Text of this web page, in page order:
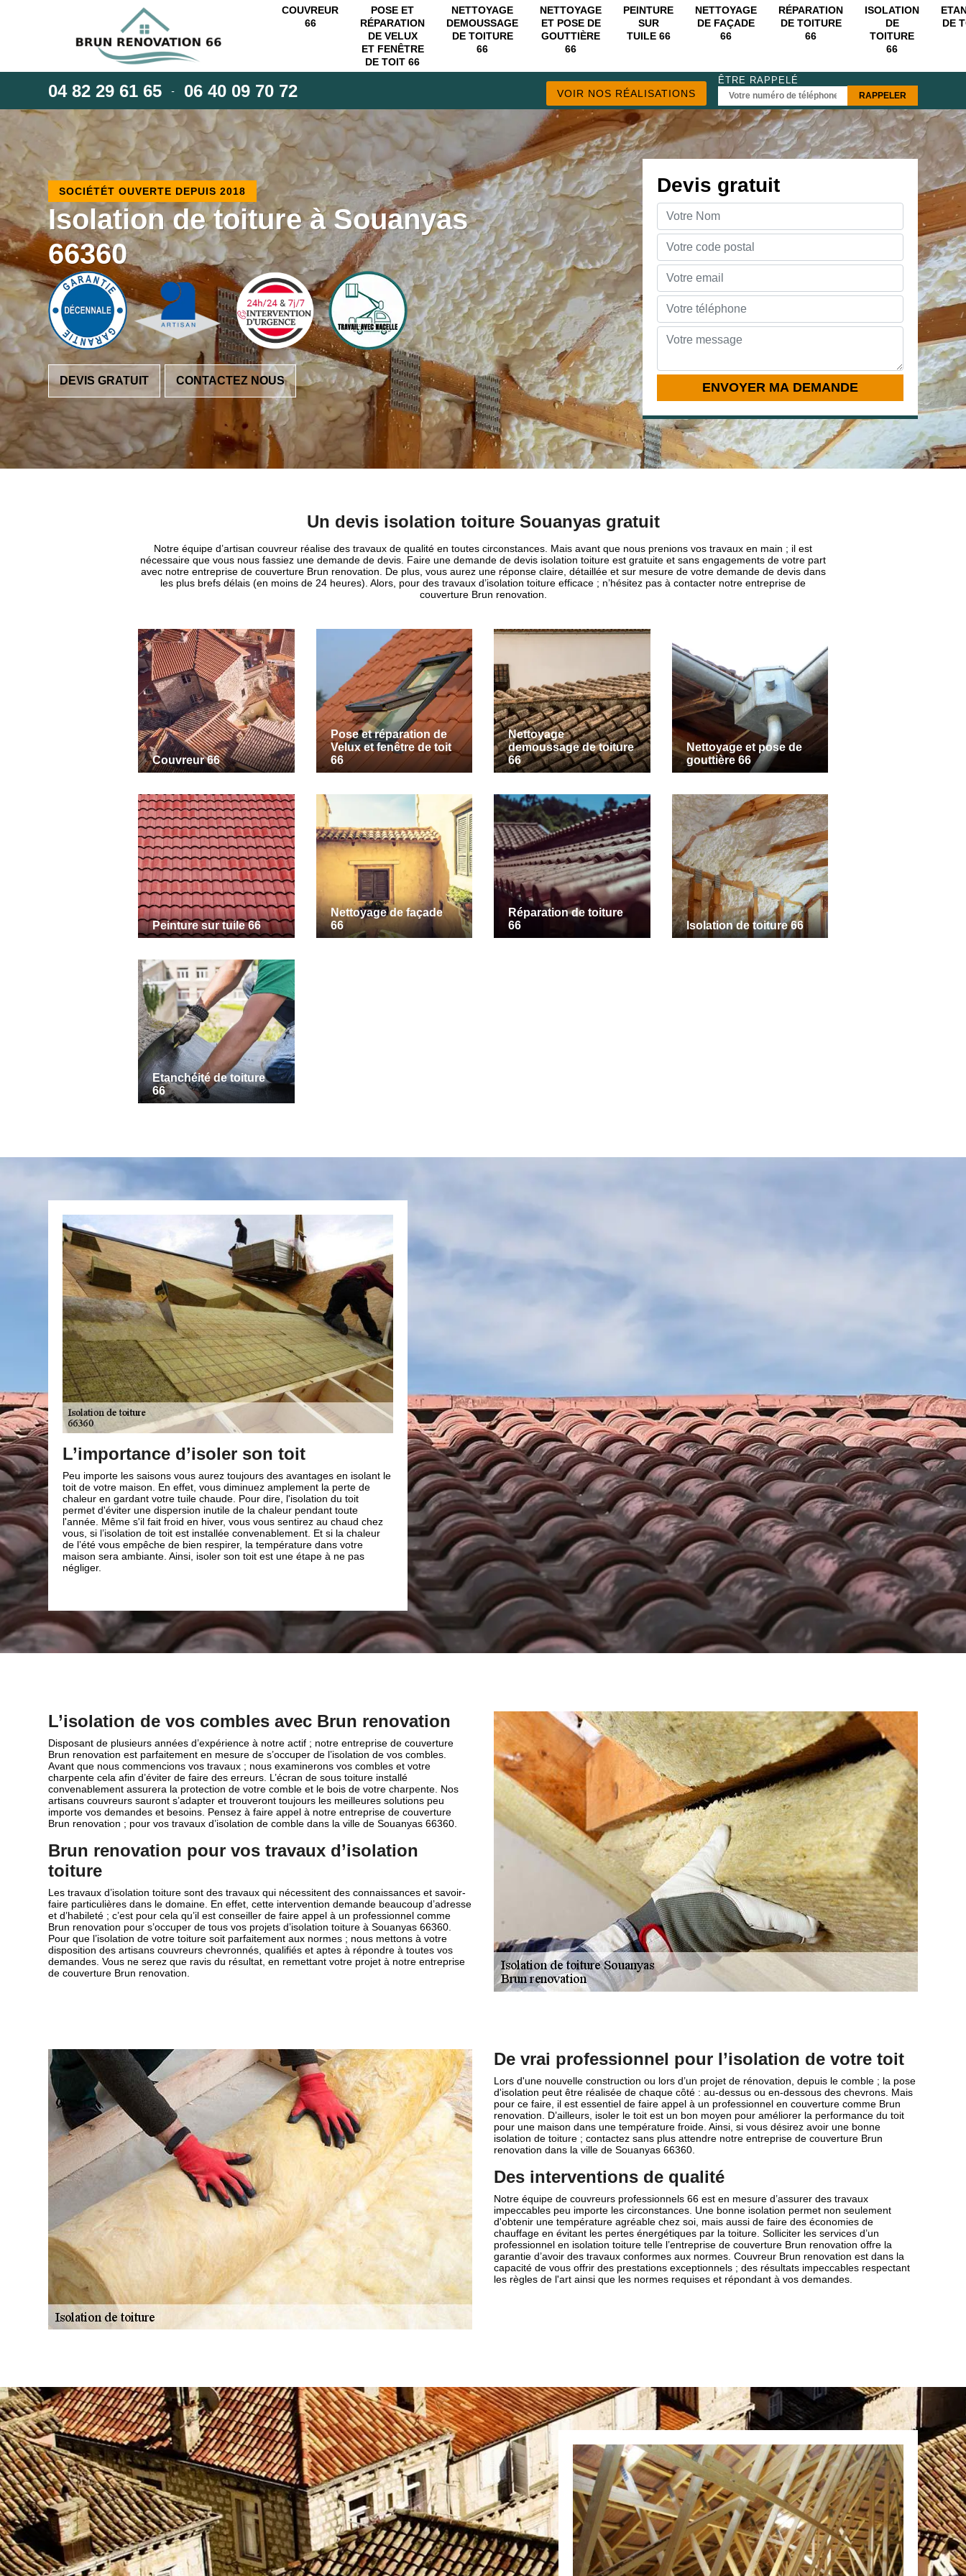
COUVREUR
66
POSE ET
RÉPARATION
DE VELUX
ET FENÊTRE
DE TOIT 66
NETTOYAGE
DEMOUSSAGE
DE TOITURE
66
NETTOYAGE
ET POSE DE
GOUTTIÈRE
66
PEINTURE
SUR
TUILE 66
NETTOYAGE
DE FAÇADE
66
RÉPARATION
DE TOITURE
66
ISOLATION
DE
TOITURE
66
DE
04 82 29 61 65 - 06 40 09 70 72 VOIR NOS RÉALISATIONS
ÊTRE RAPPELÉ
SOCIÉTÉT OUVERTE DEPUIS 2018
Isolation de toiture à Souanyas
66360
DEVIS GRATUIT CONTACTEZ NOUS
Devis gratuit
Un devis isolation toiture Souanyas gratuit
Notre équipe d’artisan couvreur réalise des travaux de qualité en toutes circonstances. Mais avant que nous prenions vos travaux en main ; il est
nécessaire que vous nous fassiez une demande de devis. Faire une demande de devis isolation toiture est gratuite et sans engagements de votre part
avec notre entreprise de couverture Brun renovation. De plus, vous aurez une réponse claire, détaillée et sur mesure de votre demande de devis dans
les plus brefs délais (en moins de 24 heures). Alors, pour des travaux d’isolation toiture efficace ; n’hésitez pas à contacter notre entreprise de
couverture Brun renovation.
Couvreur 66
Pose et réparation de
Velux et fenêtre de toit
66
Nettoyage
demoussage de toiture
66
Nettoyage et pose de
gouttière 66
Peinture sur tuile 66
Nettoyage de façade
66
Réparation de toiture
66
Isolation de toiture 66
Etanchéité de toiture
66
isolant le
perte de
toit
toute
chez
la chaleur
votre
ne pas
Les différentes sortes d’isolants
Isoler une toiture, c'est réduire les fuites de chaleur et optimiser la
consommation d'énergie dans votre maison. Sachez qu’il existe
différents types d’isolants, comme : les isolants végétaux, les isolants
minéraux, les isolants recyclés et artificiels. Le choix des matériaux
d’isolation est très important car une isolation bien réussie, peut vous
rendre une économie d’environ 30 % sur votre facture d'énergie. Ainsi,
n’hésitez pas à faire appel à notre entreprise de couverture Brun
renovation et nos artisans couvreurs chevronnés ; pour que l’isolation de
votre toiture puisse être vraiment efficace.
Nos diverses compétences
Ayant les compétences et expériences requises ; nous pouvons
travailler avec tous les types de matériaux d’isolation toiture, comme : la
laine de verre, la laine de roche, les mousses alvéolaires, les laines de
chanvre, laines de mouton, laines de bois, le liège, les fibres de bois, la
ouate de cellulose ou encore le coton recyclé. Il y a aussi les produits
minéraux comme l'argile expansée ou encore la perlite et le verre
cellulaire. Vous pouvez compter sur notre entreprise de couverture Brun
renovation pour le soufflage, la projection ou l’injection de ces matériaux
d’isolation qu’ils soient d'origine végétale ou animale, en matériaux
renouvelables ; nous avons les compétences pour cela.
L’importance d’isoler son
Peu importe les saisons vous aurez toujours des
toit de votre maison. En effet, vous diminuez
chaleur en gardant votre tuile chaude. Pour dire,
permet d'éviter une dispersion inutile de la chaleur
l'année. Même s'il fait froid en hiver, vous vous
vous, si l’isolation de toit est installée
de l’été vous empêche de bien respirer, la
maison sera ambiante. Ainsi, isoler son toit est une
négliger.
L’isolation de vos combles avec Brun renovation
Disposant de plusieurs années d’expérience à notre actif ; notre entreprise de couverture
Brun renovation est parfaitement en mesure de s’occuper de l’isolation de vos combles.
Avant que nous commencions vos travaux ; nous examinerons vos combles et votre
charpente cela afin d’éviter de faire des erreurs. L’écran de sous toiture installé
convenablement assurera la protection de votre comble et le bois de votre charpente. Nos
artisans couvreurs sauront s’adapter et trouveront toujours les meilleures solutions peu
importe vos demandes et besoins. Pensez à faire appel à notre entreprise de couverture
Brun renovation ; pour vos travaux d’isolation de comble dans la ville de Souanyas 66360.
Brun renovation pour vos travaux d’isolation
toiture
Les travaux d’isolation toiture sont des travaux qui nécessitent des connaissances et savoir-
faire particulières dans le domaine. En effet, cette intervention demande beaucoup d’adresse
et d’habileté ; c’est pour cela qu’il est conseiller de faire appel à un professionnel comme
Brun renovation pour s’occuper de tous vos projets d’isolation toiture à Souanyas 66360.
Pour que l’isolation de votre toiture soit parfaitement aux normes ; nous mettons à votre
disposition des artisans couvreurs chevronnés, qualifiés et aptes à répondre à toutes vos
demandes. Vous ne serez que ravis du résultat, en remettant votre projet à notre entreprise
de couverture Brun renovation.
De vrai professionnel pour l’isolation de votre toit
Lors d'une nouvelle construction ou lors d’un projet de rénovation, depuis le comble ; la pose
d'isolation peut être réalisée de chaque côté : au-dessus ou en-dessous des chevrons. Mais
pour ce faire, il est essentiel de faire appel à un professionnel en couverture comme Brun
renovation. D’ailleurs, isoler le toit est un bon moyen pour améliorer la performance du toit
pour une maison dans une température froide. Ainsi, si vous désirez avoir une bonne
isolation de toiture ; contactez sans plus attendre notre entreprise de couverture Brun
renovation dans la ville de Souanyas 66360.
Des interventions de qualité
Notre équipe de couvreurs professionnels 66 est en mesure d’assurer des travaux
impeccables peu importe les circonstances. Une bonne isolation permet non seulement
d'obtenir une température agréable chez soi, mais aussi de faire des économies de
chauffage en évitant les pertes énergétiques par la toiture. Solliciter les services d’un
professionnel en isolation toiture telle l’entreprise de couverture Brun renovation offre la
garantie d’avoir des travaux conformes aux normes. Couvreur Brun renovation est dans la
capacité de vous offrir des prestations exceptionnels ; des résultats impeccables respectant
les règles de l'art ainsi que les normes requises et répondant à vos demandes.